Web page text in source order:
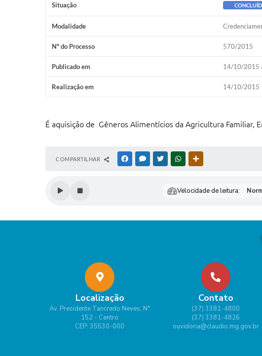
Situação
Modalidade
Nº do Processo 570/2015
Publicado em 14/10/2015
Realização em 14/10/2015
É aquisição de Gêneros Alimentícios da Agricultura Familiar,
COMPARTILHAR FACEBOOKMESSENGER
TWITTERWHATSAPP
Velocidade de leitura:
Localização
Av. Presidente Tancredo Neves, N°
152 - Centro
CEP: 35530-000
Contato
(37) 3381-4800
(37) 3381-4826
ouvidoria@claudio.mg.gov.br